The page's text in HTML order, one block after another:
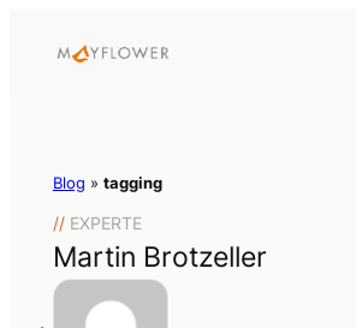
Blog » tagging
//EXPERTE
Martin Brotzeller